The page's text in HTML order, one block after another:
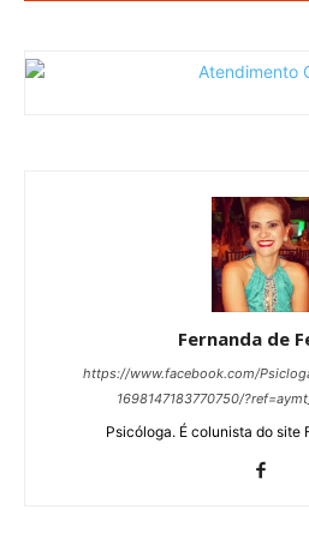
Fernanda de
https://www.facebook.com/
1698147183770750/
Psicóloga. É colunista do site